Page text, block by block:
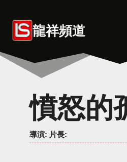
content 龍祥頻道
憤怒的
導演: 片長: